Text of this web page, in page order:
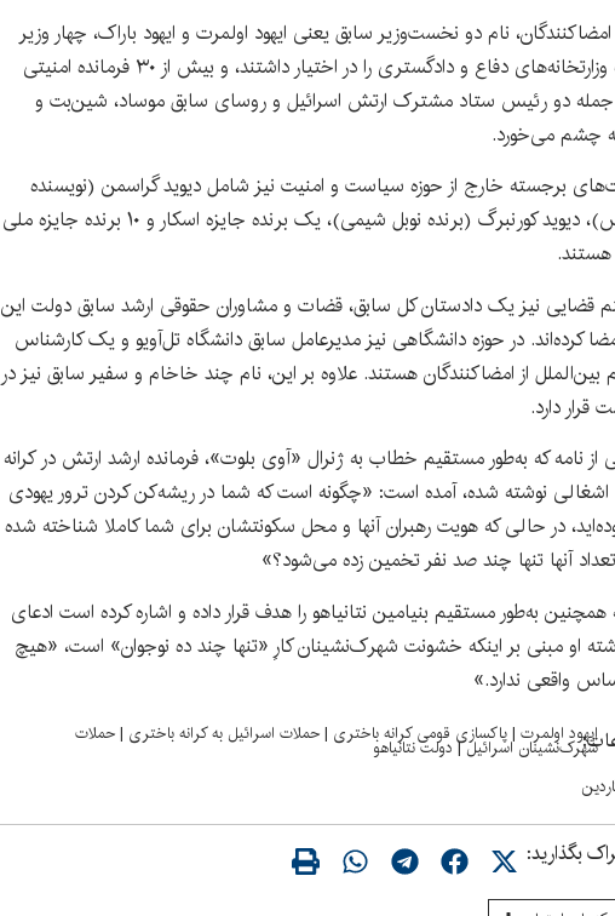
نام دو نخست‌وزیر سابق یعنی ایهود اولمرت و ایهود باراک، چهار وزیر
سابق که وزارتخانه‌های دفاع و دادگستری را در اختیار داشتند، و بیش از ۳۰ فرمانده امنیتی
جمله دو رئیس ستاد مشترک ارتش اسرائیل و روسای سابق موساد، شین‌بت و
چشم می‌خورد.
برجسته خارج از حوزه سیاست و امنیت نیز شامل دیوید گراسمن (نویسنده
سرشناس)، دیوید کورنبرگ (برنده نوبل شیمی)، یک برنده جایزه اسکار و ۱۰ برنده جایزه ملی
هستند.
قضایی نیز یک دادستان کل سابق، قضات و مشاوران حقوقی ارشد سابق دولت این
کرده‌اند. در حوزه دانشگاهی نیز مدیرعامل سابق دانشگاه تل‌آویو و یک کارشناس
بین‌الملل از امضاکنندگان هستند. علاوه بر این، نام چند خاخام و سفیر سابق نیز در
قرار دارد.
نامه که به‌طور مستقیم خطاب به ژنرال «آوی بلوت»، فرمانده ارشد ارتش در کرانه
نوشته شده، آمده است: «چگونه است که شما در ریشه‌کن کردن ترور یهودی
در حالی که هویت رهبران آنها و محل سکونتشان برای شما کاملا شناخته شده
آنها تنها چند صد نفر تخمین زده می‌شود؟»
همچنین به‌طور مستقیم بنیامین نتانیاهو را هدف قرار داده و اشاره کرده است ادعای
او مبنی بر اینکه خشونت شهرک‌نشینان کارِ «تنها چند ده نوجوان» است، «هیچ
واقعی ندارد.»
ایهود اولمرت|پاکسازی قومی کرانه باختری |حملات اسرائیل به کرانه باختری |حملات
شهرک‌نشینان اسرائیل|دولت نتانیاهو
بگذارید: